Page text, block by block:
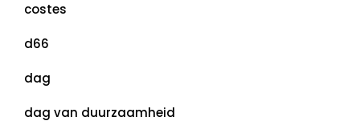
costes
d66
dag
dag van duurzaamheid